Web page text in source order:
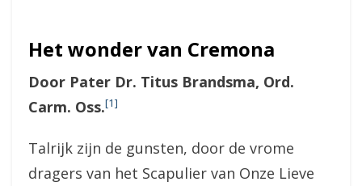
Het wonder van Cremona
Door Pater Dr. Titus Brandsma, Ord.
Carm. Oss.[1]
Talrijk zijn de gunsten, door de vrome
dragers van het Scapulier van Onze Lieve